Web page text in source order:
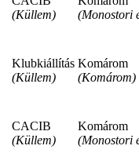
(Küllem)
(Monostori
Klubkiállítás
(Küllem)
Komárom
(Komárom)
CACIB
(Küllem)
Komárom
(Monostori